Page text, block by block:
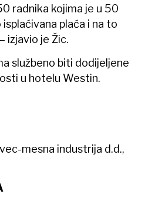
radnika kojima je u 50
plaća i na to
izjavio je Žic.
službeno biti dodijeljene
u hotelu Westin.
mesna industrija d.d.,